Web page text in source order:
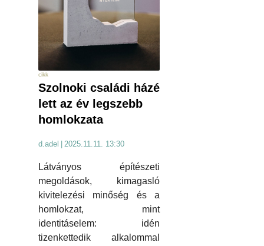
cikk
Szolnoki családi házé
lett az év legszebb
homlokzata
d.adel 2025.11.11. 13:30
Látványos építészeti
megoldások, kimagasló
kivitelezési minőség és a
homlokzat, mint
identitáselem: idén
tizenkettedik alkalommal